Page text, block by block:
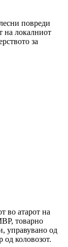
повреди
на локалниот
за
во атарот на
товарно
управувано од
коловозот.